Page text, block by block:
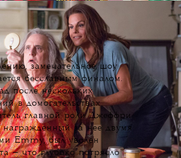
замечательное шоу
бесславным финалом.
после нескольких
в домогательствах
главной роли Джеффри
награжденный за нее двумя
Emmy, был уволен
— что глубоко потрясло